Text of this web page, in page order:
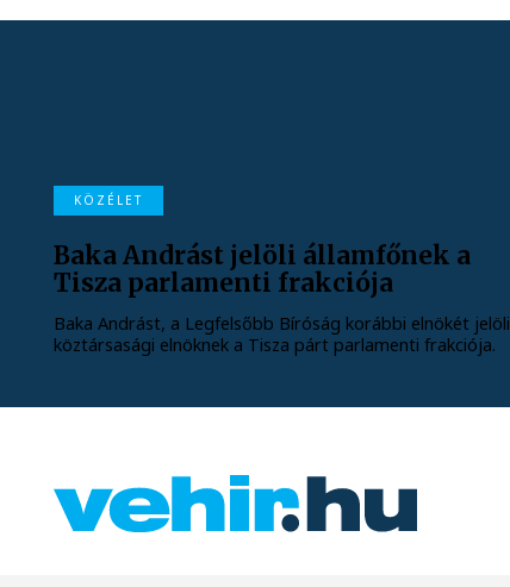
KÖZÉLET
Baka Andrást jelöli államfőnek a
Tisza parlamenti frakciója
Baka Andrást, a Legfelsőbb Bíróság korábbi elnökét jelöli
köztársasági elnöknek a Tisza párt parlamenti frakciója.